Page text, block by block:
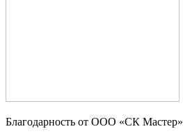
Благодарность от ООО «СК Мастер»